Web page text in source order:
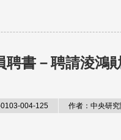
聘書－聘請淩鴻
004-125 作者：中央研